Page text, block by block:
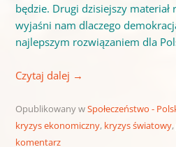
będzie. Drugi dzisiejszy
wyjaśni nam dlaczego
najlepszym rozwiązaniem dla
Czytaj dalej →
Opublikowany wSpołeczeństwo -
kryzys ekonomiczny, kryzys światowy,
komentarz